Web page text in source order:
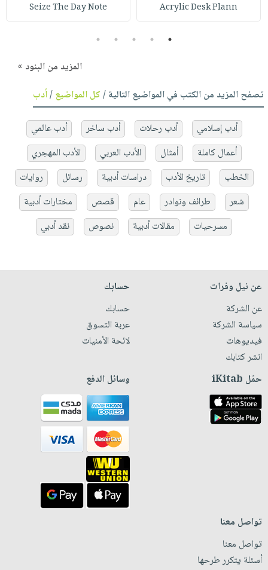
Acrylic Desk Plann
Seize The Day Note
1
2
3
4
5
المزيد من البنود »
تصفح المزيد من الكتب في المواضيع التالية /كل المواضيع/أدب
أدب إسلامي أدب رحلات أدب ساخر
أدب عالمي
أعمال كاملة
أمثال الأدب العربي
الأدب المهجري
الخطب
تاريخ الأدب دراسات أدبية رسائل
روايات
شعر
طرائف ونوادر عام قصص
مختارات أدبية
مسرحيات
مقالات أدبية نصوص نقد أدبي
عن نيل وفرات
عن الشركة
سياسة الشركة
فيديوهات
انشر كتابك
حسابك
حسابك
عربة التسوق
لائحة الأمنيات
حمّل iKitab وسائل الدفع
تواصل معنا
تواصل معنا
أسئلة يتكرر طرحها